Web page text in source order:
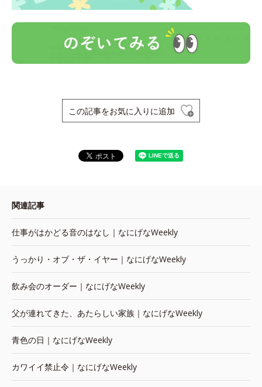
この記事をお気に入りに追加
関連記事
仕事がはかどる音のはなし｜なにげなWeekly
うっかり・オブ・ザ・イヤー｜なにげなWeekly
飲み会のオーダー｜なにげなWeekly
父が連れてきた、あたらしい家族｜なにげなWeekly
青色の日｜なにげなWeekly
カワイイ禁止令｜なにげなWeekly